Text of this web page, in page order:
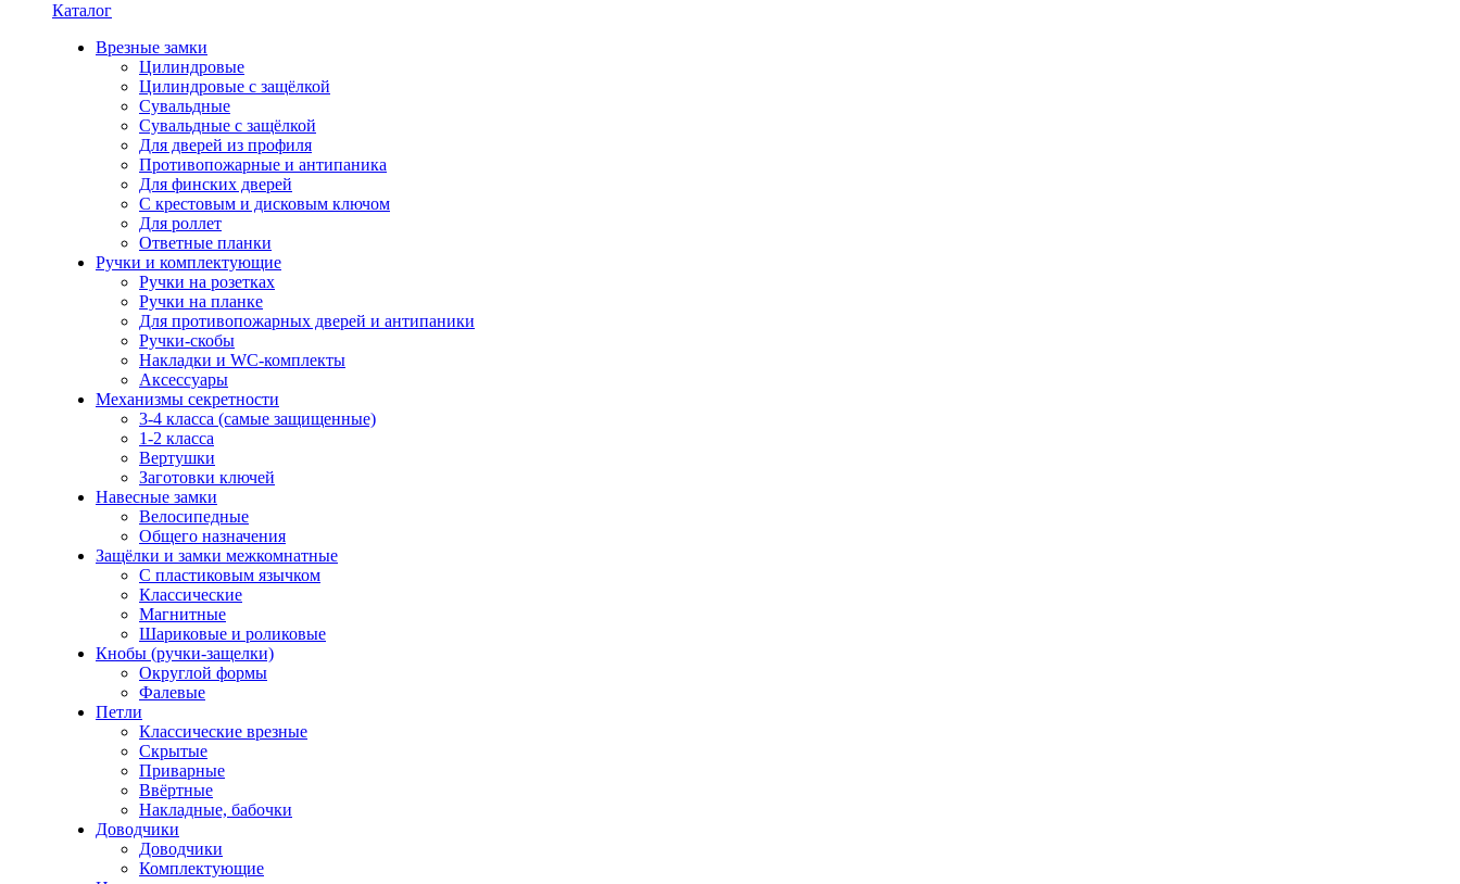
Каталог
Врезные замки
Цилиндровые
Цилиндровые с защёлкой
Сувальдные
Сувальдные с защёлкой
Для дверей из профиля
Противопожарные и антипаника
Для финских дверей
С крестовым и дисковым ключом
Для роллет
Ответные планки
Ручки и комплектующие
Ручки на розетках
Ручки на планке
Для противопожарных дверей и антипаники
Ручки-скобы
Накладки и WC-комплекты
Аксессуары
Механизмы секретности
3-4 класса (самые защищенные)
1-2 класса
Вертушки
Заготовки ключей
Навесные замки
Велосипедные
Общего назначения
Защёлки и замки межкомнатные
С пластиковым язычком
Классические
Магнитные
Шариковые и роликовые
Кнобы (ручки-защелки)
Округлой формы
Фалевые
Петли
Классические врезные
Скрытые
Приварные
Ввёртные
Накладные, бабочки
Доводчики
Доводчики
Комплектующие